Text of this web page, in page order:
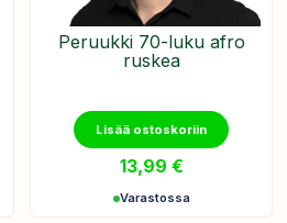
Peruukki 70-luku afro
ruskea
Lisää ostoskoriin
13,99 €
Varastossa